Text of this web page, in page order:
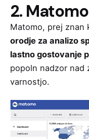
2.
Matomo, prej znan
orodje za analizo
lastno gostovanje
popoln nadzor nad
varnostjo.